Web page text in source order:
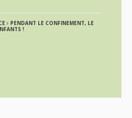
PENDANT LE CONFINEMENT, LE
!